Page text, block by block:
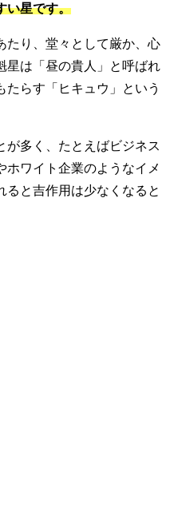
い星です。
たり、堂々として厳か、心
星は「昼の貴人」と呼ばれ
らす「ヒキュウ」という
が多く、たとえばビジネス
ホワイト企業のようなイメ
ると吉作用は少なくなると